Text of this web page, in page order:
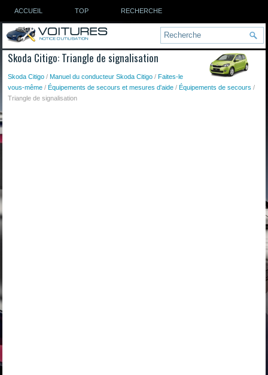
ACCUEIL TOP RECHERCHE
Skoda Citigo: Triangle de signalisation
Skoda Citigo /Manuel du conducteur Skoda Citigo /Faites-le
vous-même /Équipements de secours et mesures d'aide /Équipements de secours /
Triangle de signalisation